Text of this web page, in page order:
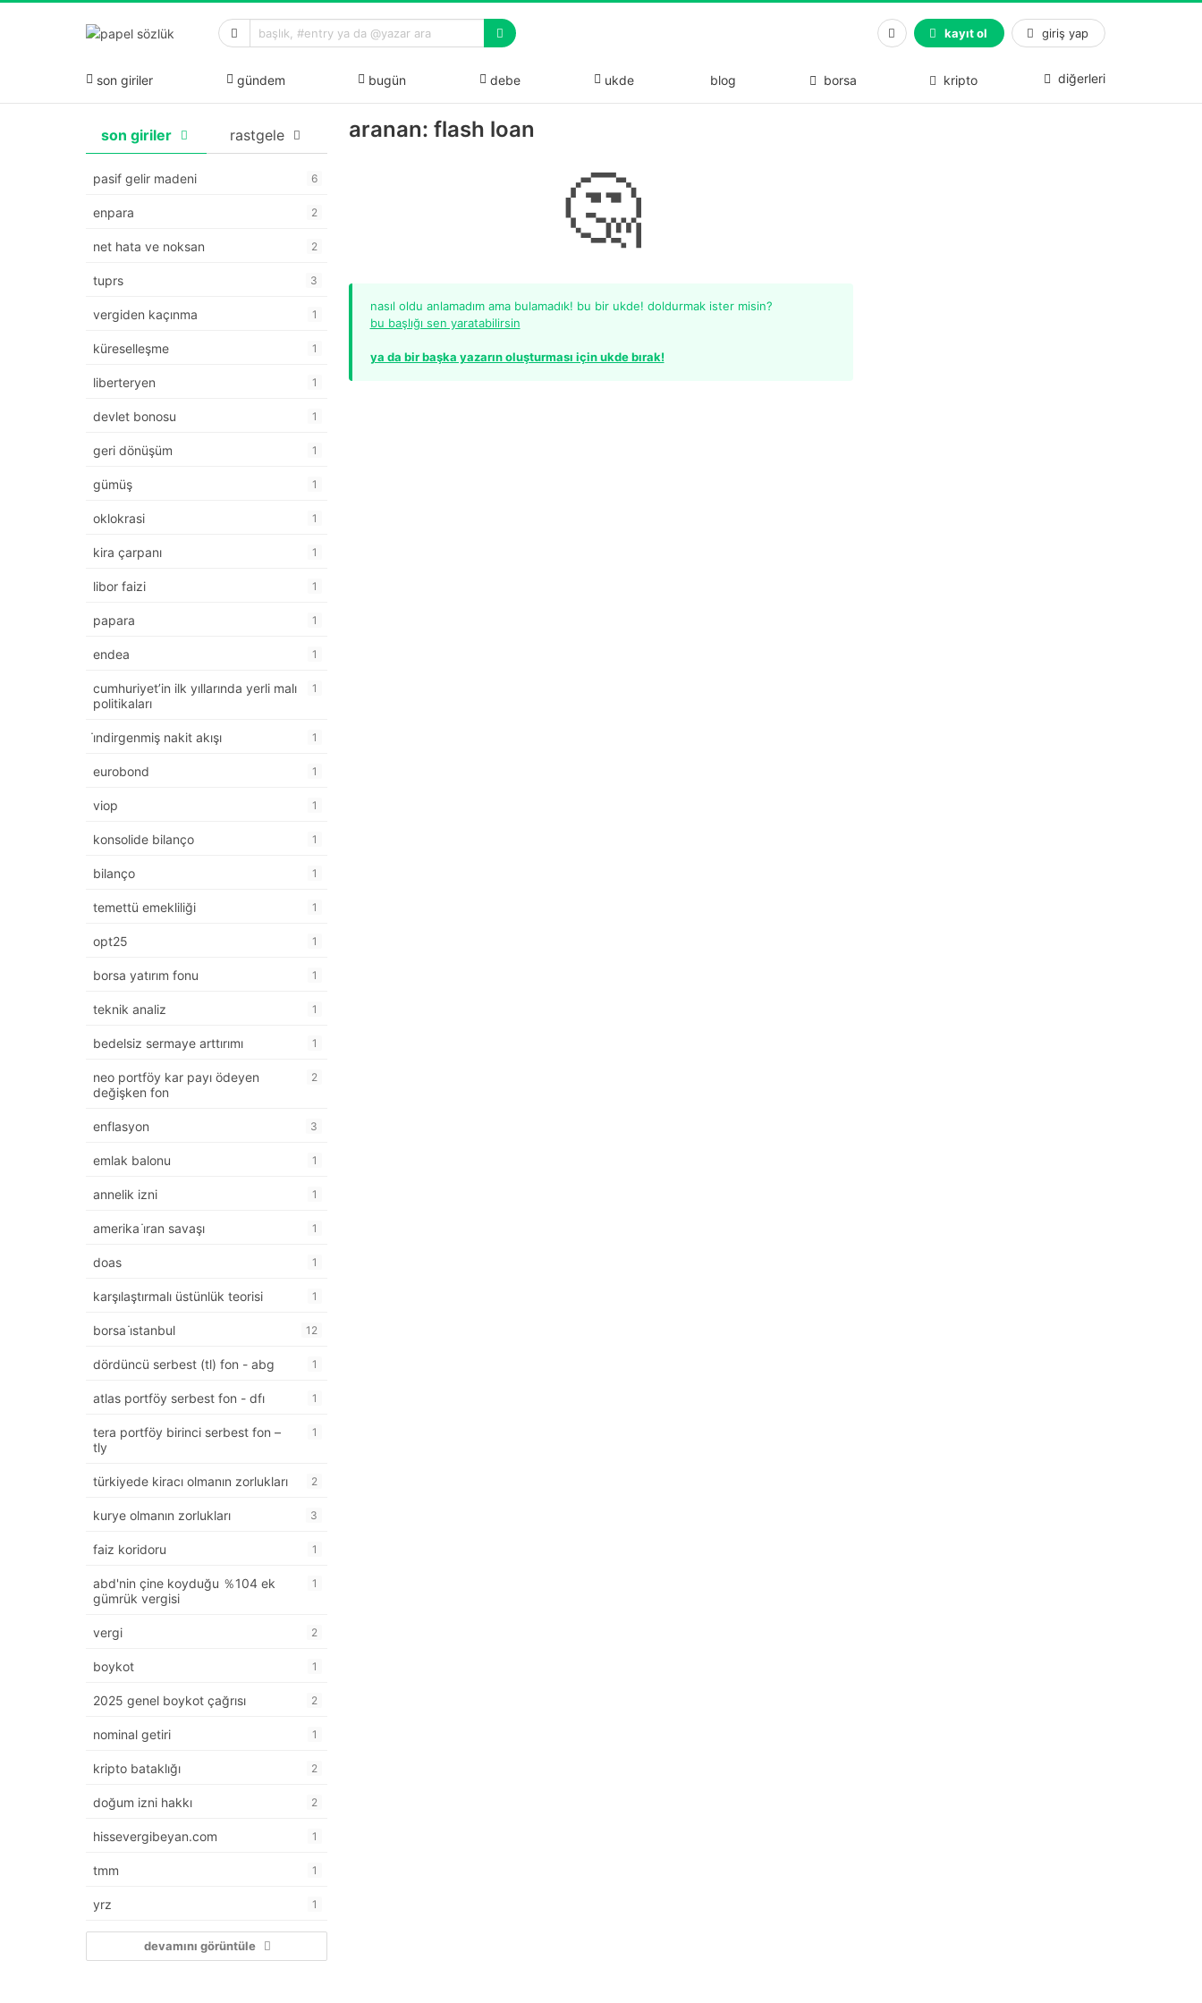
kayıt ol giriş yap
son giriler gündem bugün debe ukde blog borsa kripto diğerleri
son giriler rastgele
pasif gelir madeni 6
enpara 2
net hata ve noksan 2
tuprs 3
vergiden kaçınma 1
küreselleşme 1
liberteryen 1
devlet bonosu 1
geri dönüşüm 1
gümüş 1
oklokrasi 1
kira çarpanı 1
libor faizi 1
papara 1
endea 1
cumhuriyet’in ilk yıllarında yerli malı
politikaları
1
i̇ndirgenmiş nakit akışı 1
eurobond 1
viop 1
konsolide bilanço 1
bilanço 1
temettü emekliliği 1
opt25 1
borsa yatırım fonu 1
teknik analiz 1
bedelsiz sermaye arttırımı 1
neo portföy kar payı ödeyen
değişken fon
2
enflasyon 3
emlak balonu 1
annelik izni 1
amerika i̇ran savaşı 1
doas 1
karşılaştırmalı üstünlük teorisi 1
borsa i̇stanbul 12
dördüncü serbest (tl) fon - abg 1
atlas portföy serbest fon - dfı 1
tera portföy birinci serbest fon –
tly
1
türkiyede kiracı olmanın zorlukları 2
kurye olmanın zorlukları 3
faiz koridoru 1
abd'nin çine koyduğu ％104 ek
gümrük vergisi
1
vergi 2
boykot 1
2025 genel boykot çağrısı 2
nominal getiri 1
kripto bataklığı 2
doğum izni hakkı 2
hissevergibeyan.com 1
tmm 1
yrz 1
devamını görüntüle
aranan: flash loan
🤔
nasıl oldu anlamadım ama bulamadık! bu bir ukde! doldurmak ister misin?
bu başlığı sen yaratabilirsin
ya da bir başka yazarın oluşturması için ukde bırak!